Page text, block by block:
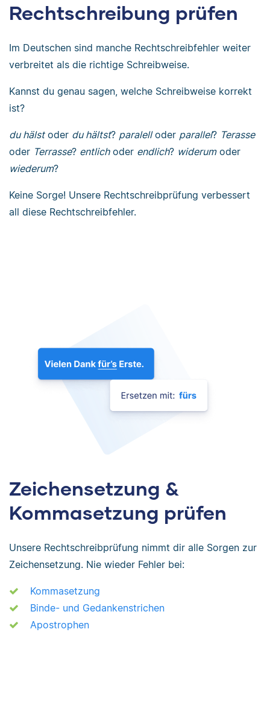
Rechtschreibung prüfen
Im Deutschen sind manche Rechtschreibfehler weiter
verbreitet als die richtige Schreibweise.
Kannst du genau sagen, welche Schreibweise korrekt
ist?
du hälstoder du hältst? paralelloder parallel? Terasse
oder Terrasse? entlichoder endlich? widerumoder
wiederum?
Keine Sorge! Unsere Rechtschreibprüfung verbessert
all diese Rechtschreibfehler.
Zeichensetzung &
Kommasetzung prüfen
Unsere Rechtschreibprüfung nimmt dir alle Sorgen zur
Zeichensetzung. Nie wieder Fehler bei:
Kommasetzung
Binde- und Gedankenstrichen
Apostrophen